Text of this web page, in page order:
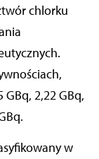
chlorku
GBq, 2,22 GBq,
w